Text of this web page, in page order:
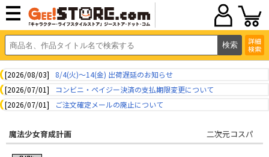
詳細
検索
[2026/08/03]
8/4(火)～14(金) 出荷遅延のお知らせ
[2026/07/01]
コンビニ・ペイジー決済の支払期限変更について
[2026/07/01]
ご注文確定メールの廃止について
魔法少女育成計画 二次元コスパ